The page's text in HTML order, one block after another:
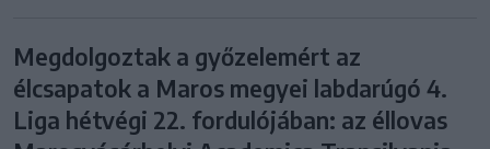
Megdolgoztak a győzelemért az
élcsapatok a Maros megyei labdarúgó 4.
Liga hétvégi 22. fordulójában: az éllovas